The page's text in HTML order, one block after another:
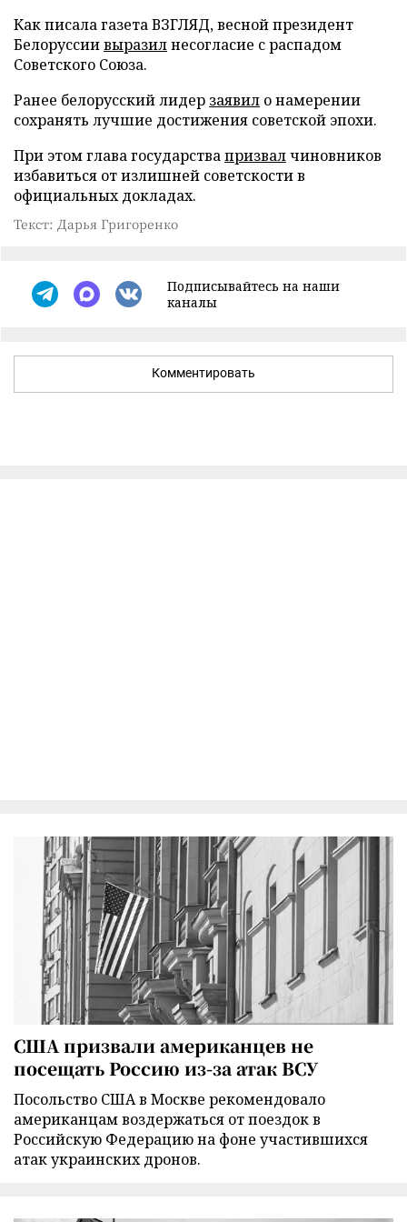
Как писала газета ВЗГЛЯД, весной президент
Белоруссиивыразилнесогласие с распадом
Советского Союза.
Ранее белорусский лидер заявил о намерении
сохранять лучшие достижения советской эпохи.
При этом глава государствапризвалчиновников
избавиться от излишней советскости в
официальных докладах.
Текст: Дарья Григоренко
Подписывайтесь на наши
каналы
Комментировать
США призвали американцев не
посещать Россию из-за атак ВСУ
Посольство США в Москве рекомендовало
американцам воздержаться от поездок в
Российскую Федерацию на фоне участившихся
атак украинских дронов.